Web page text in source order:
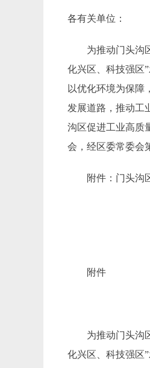
各有关单位：
为推动门头沟
化兴区、科技强区
以优化环境为保障
发展道路，推动工
沟区促进工业高质
会，经区委常委会
附件：门头沟
附件
为推动门头沟
化兴区、科技强区”